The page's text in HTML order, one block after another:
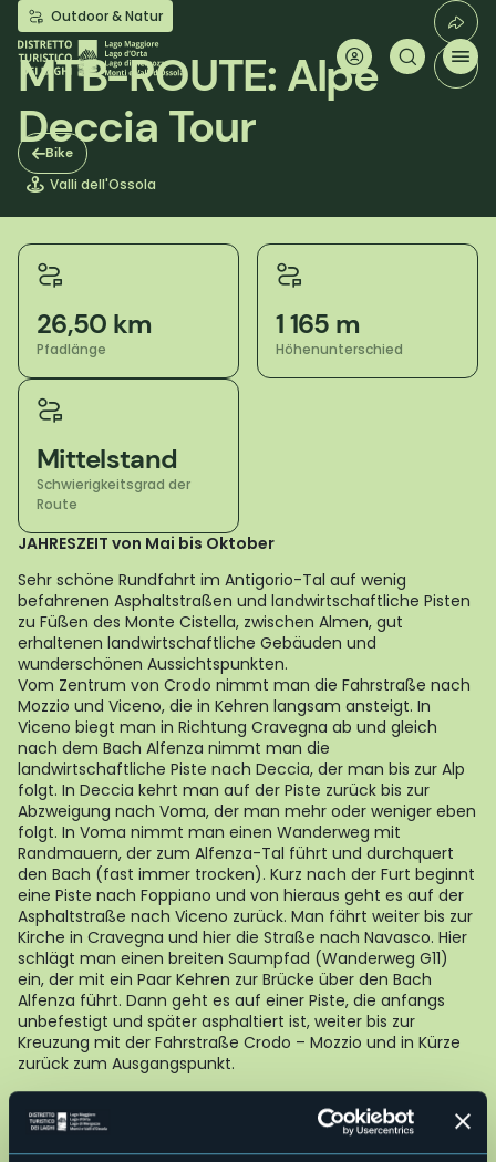
Direkt
zum
Inhalt
Bike
Outdoor & Natur
MTB-ROUTE: Alpe
Deccia Tour
Valli dell'Ossola
26,50 km
Pfadlänge
1 165 m
Höhenunterschied
Mittelstand
Schwierigkeitsgrad der
Route
JAHRESZEIT von Mai bis Oktober
Sehr schöne Rundfahrt im Antigorio-Tal auf wenig
befahrenen Asphaltstraßen und landwirtschaftliche Pisten
zu Füßen des Monte Cistella, zwischen Almen, gut
erhaltenen landwirtschaftliche Gebäuden und
wunderschönen Aussichtspunkten.
Vom Zentrum von Crodo nimmt man die Fahrstraße nach
Mozzio und Viceno, die in Kehren langsam ansteigt. In
Viceno biegt man in Richtung Cravegna ab und gleich
nach dem Bach Alfenza nimmt man die
landwirtschaftliche Piste nach Deccia, der man bis zur Alp
folgt. In Deccia kehrt man auf der Piste zurück bis zur
Abzweigung nach Voma, der man mehr oder weniger eben
folgt. In Voma nimmt man einen Wanderweg mit
Randmauern, der zum Alfenza-Tal führt und durchquert
den Bach (fast immer trocken). Kurz nach der Furt beginnt
eine Piste nach Foppiano und von hieraus geht es auf der
Asphaltstraße nach Viceno zurück. Man fährt weiter bis zur
Kirche in Cravegna und hier die Straße nach Navasco. Hier
schlägt man einen breiten Saumpfad (Wanderweg G11)
ein, der mit ein Paar Kehren zur Brücke über den Bach
Alfenza führt. Dann geht es auf einer Piste, die anfangs
unbefestigt und später asphaltiert ist, weiter bis zur
Kreuzung mit der Fahrstraße Crodo – Mozzio und in Kürze
zurück zum Ausgangspunkt.
Albergo Edelweiss
Frazione Viceno, 7 - 28862 Crodo (VB)